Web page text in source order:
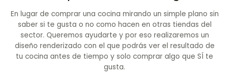
En lugar de comprar una cocina mirando un simple plano sin
saber si te gusta o no como hacen en otras tiendas del
sector. Queremos ayudarte y por eso realizaremos un
diseño renderizado con el que podrás ver el resultado de
tu cocina antes de tiempo y solo comprar algo que SÍ te
gusta.